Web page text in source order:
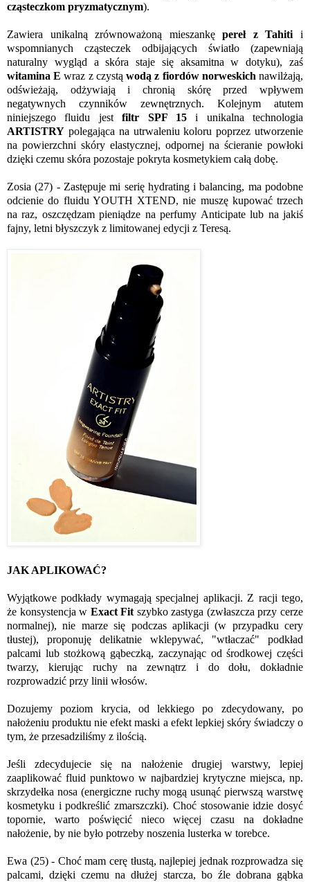
cząsteczkom pryzmatycznym).
Zawiera unikalną zrównoważoną mieszankępereł z Tahiti i
wspomnianych cząsteczek odbijających światło (zapewniają
naturalny wygląd a skóra staje się aksamitna w dotyku), zaś
witamina E wraz z czystąwodą z fiordów norweskich nawilżają,
odświeżają, odżywiają i chronią skórę przed wpływem
negatywnych czynników zewnętrznych. Kolejnym atutem
niniejszego fluidu jestfiltr SPF 15i unikalna technologia
ARTISTRY polegająca na utrwaleniu koloru poprzez utworzenie
na powierzchni skóry elastycznej, odpornej na ścieranie powłoki
dzięki czemu skóra pozostaje pokryta kosmetykiem całą dobę.
Zosia (27) - Zastępuje mi serię hydrating i balancing, ma podobne
odcienie do fluidu YOUTH XTEND, nie muszę kupować trzech
na raz, oszczędzam pieniądze na perfumy Anticipate lub na jakiś
fajny, letni błyszczyk z limitowanej edycji z Teresą.
JAK APLIKOWAĆ?
Wyjątkowe podkłady wymagają specjalnej aplikacji. Z racji tego,
że konsystencja w Exact Fit szybko zastyga (zwłaszcza przy cerze
normalnej), nie marze się podczas aplikacji (w przypadku cery
tłustej), proponuję delikatnie wklepywać, "wtłaczać" podkład
palcami lub stożkową gąbeczką, zaczynając od środkowej części
twarzy, kierując ruchy na zewnątrz i do dołu, dokładnie
rozprowadzić przy linii włosów.
Dozujemy poziom krycia, od lekkiego po zdecydowany, po
nałożeniu produktu nie efekt maski a efekt lepkiej skóry świadczy o
tym, że przesadziliśmy z ilością.
Jeśli zdecydujecie się na nałożenie drugiej warstwy, lepiej
zaaplikować fluid punktowo w najbardziej krytyczne miejsca, np.
skrzydełka nosa (energiczne ruchy mogą usunąć pierwszą warstwę
kosmetyku i podkreślić zmarszczki). Choć stosowanie idzie dosyć
topornie, warto poświęcić nieco więcej czasu na dokładne
nałożenie, by nie było potrzeby noszenia lusterka w torebce.
Ewa (25) - Choć mam cerę tłustą, najlepiej jednak rozprowadza się
palcami, dzięki czemu na dłużej starcza, bo źle dobrana gąbka